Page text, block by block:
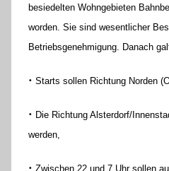
besiedelten Wohngebieten
worden. Sie sind wesentlicher
Betriebsgenehmigung. Danach
• Starts sollen Richtung Norden
• Die Richtung Alsterdorf/
werden,
• Zwischen 22 und 7 Uhr sollen